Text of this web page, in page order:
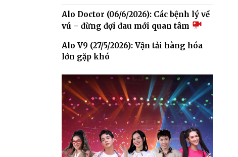
Alo Doctor (06/6/2026): Các bệnh lý về
vú – đừng đợi đau mới quan tâm
Alo V9 (27/5/2026): Vận tải hàng hóa
lớn gặp khó